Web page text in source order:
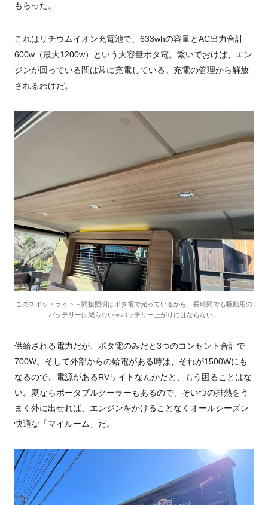
もらった。
これはリチウムイオン充電池で、 633whの容量とAC出力合計
600w （最大1200w）という大容量ポタ電。繋いでおけば、エン
ジンが回っている間は常に充電している。充電の管理から解放
されるわけだ。
このスポットライト＋間接照明はポタ電で光っているから、長時間でも駆動用の
バッテリーは減らない＝バッテリー上がりにはならない。
供給される電力だが、ポタ電のみだと3つのコンセント合計で
700W。そして外部からの給電がある時は、それが1500Wにも
なるので、電源があるRVサイトなんかだと、もう困ることはな
い。夏ならポータブルクーラーもあるので、そいつの排熱をう
まく外に出せれば、エンジンをかけることなくオールシーズン
快適な「マイルーム」だ。